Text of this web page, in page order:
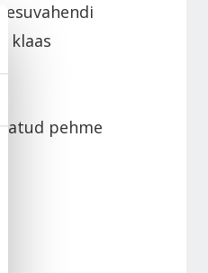
klaas
pehme